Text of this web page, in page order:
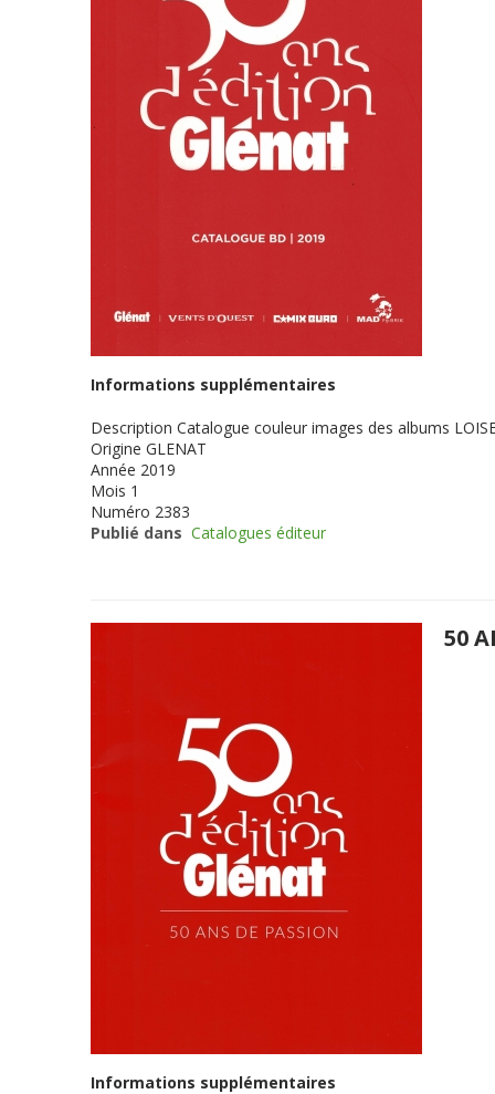
Informations supplémentaires
Description Catalogue couleur images des albums
Origine GLENAT
Année 2019
Mois 1
Numéro 2383
Publié dans Catalogues éditeur
50
Informations supplémentaires